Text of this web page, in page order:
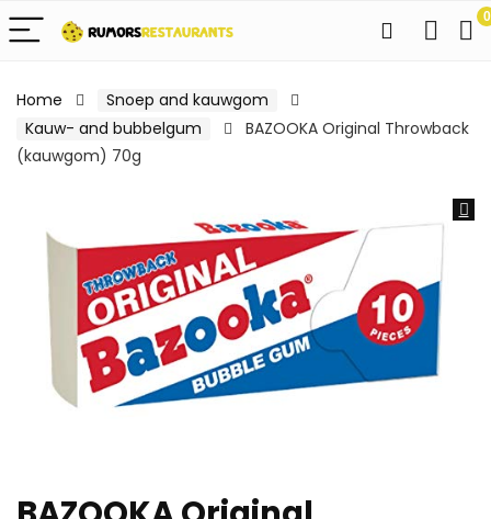
0
Home
Snoep and kauwgom
Kauw- and bubbelgum
BAZOOKA Original Throwback
(kauwgom) 70g